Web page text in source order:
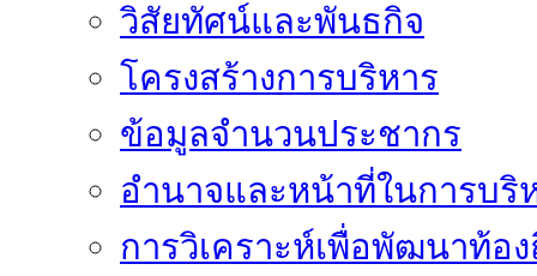
วิสัยทัศน์และพันธกิจ
โครงสร้างการบริหาร
ข้อมูลจำนวนประชากร
อำนาจและหน้าที่ในการบริ
การวิเคราะห์เพื่อพัฒนาท้อ